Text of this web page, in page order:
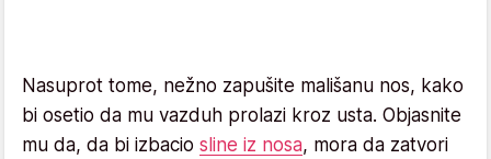
Nasuprot tome, nežno zapušite mališanu nos, kako
bi osetio da mu vazduh prolazi kroz usta. Objasnite
mu da, da bi izbacio sline iz nosa, mora da zatvori